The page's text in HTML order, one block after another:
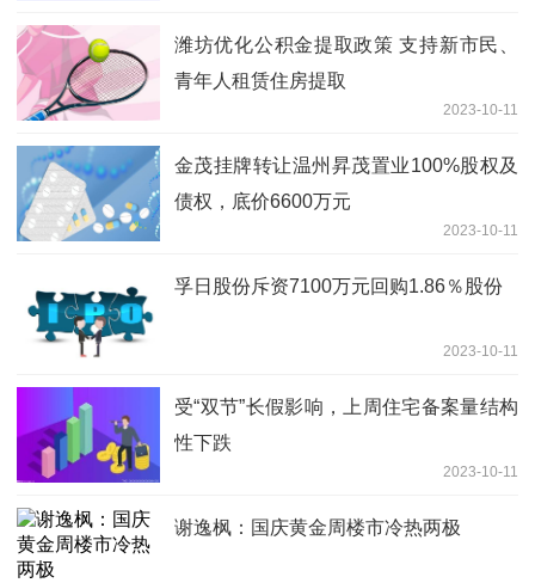
潍坊优化公积金提取政策 支持新市民、
青年人租赁住房提取
2023-10-11
金茂挂牌转让温州昇茂置业100%股权及
债权，底价6600万元
2023-10-11
孚日股份斥资7100万元回购1.86％股份
2023-10-11
受“双节”长假影响，上周住宅备案量结构
性下跌
2023-10-11
谢逸枫：国庆黄金周楼市冷热两极